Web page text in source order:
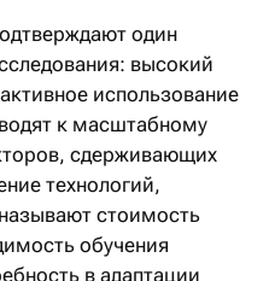
один
высокий
использование
к масштабному
сдерживающих
технологий,
стоимость
обучения
в адаптации